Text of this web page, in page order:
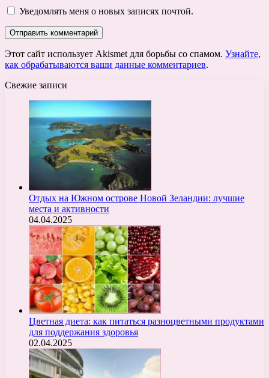
Уведомлять меня о новых записях почтой.
Этот сайт использует Akismet для борьбы со спамом. Узнайте,
как обрабатываются ваши данные комментариев.
Свежие записи
Отдых на Южном острове Новой Зеландии: лучшие
места и активности
04.04.2025
Цветная диета: как питаться разноцветными продуктами
для поддержания здоровья
02.04.2025